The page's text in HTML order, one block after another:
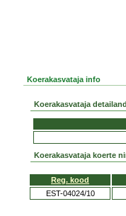
Koerakasvataja info
Koerakasvataja
Koerakasvataja koerte
Reg. kood
EST-04024/10